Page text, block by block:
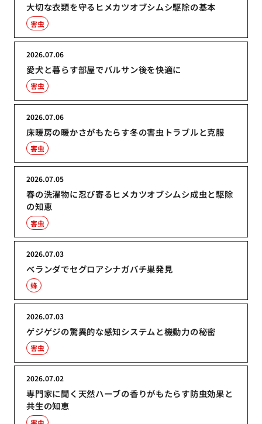
大切な衣類を守るヒメカツオブシムシ駆除の基本
害虫
愛犬と暮らす部屋でバルサン後を快適に
2026.07.06
害虫
床暖房の暖かさがもたらす冬の害虫トラブルと克服
2026.07.06
害虫
春の洗濯物に忍び寄るヒメカツオブシムシ成虫と駆除
の知恵
2026.07.05
害虫
ベランダでセグロアシナガバチ巣発見
2026.07.03
蜂
ゲジゲジの驚異的な感知システムと機動力の秘密
2026.07.03
害虫
専門家に聞く天然ハーブの香りがもたらす防虫効果と
共生の知恵
2026.07.02